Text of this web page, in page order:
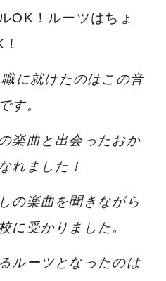
OK！ ルーツはちょ
職に就けたのはこの音
す。
楽曲と出会ったおか
れました！
の楽曲を聞きながら
に受かりました。
ルーツとなったのは